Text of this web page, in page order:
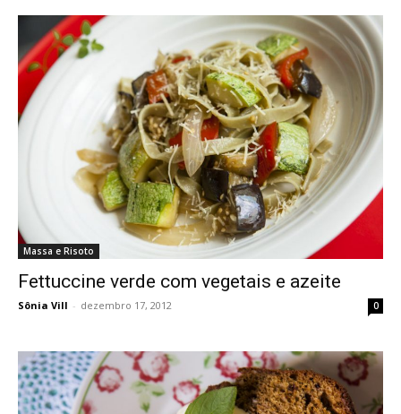
Massa e Risoto
Fettuccine verde com vegetais e azeite
Sônia Vill - dezembro 17, 2012 0